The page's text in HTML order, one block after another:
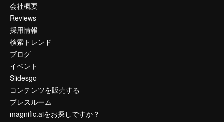
会社概要
Reviews
採用情報
検索トレンド
ブログ
イベント
Slidesgo
コンテンツを販売する
プレスルーム
magnific.aiをお探しですか？